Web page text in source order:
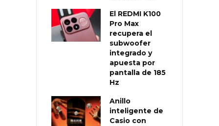
El REDMI K100
Pro Max
recupera el
subwoofer
integrado y
apuesta por
pantalla de 185
Hz
Anillo
inteligente de
Casio con